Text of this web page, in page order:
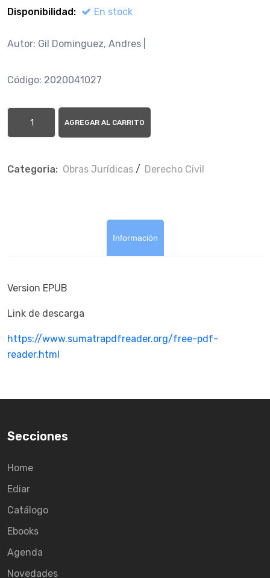
Disponibilidad: En stock
Autor: Gil Dominguez, Andres |
Código: 2020041027
AGREGAR AL CARRITO
Categoria: Obras Jurí­dicas / Derecho Civil
Información
Version EPUB
Link de descarga
https://www.sumatrapdfreader.org/free-pdf-
reader.html
Secciones
Home
Ediar
Catálogo
Ebooks
Agenda
Novedades